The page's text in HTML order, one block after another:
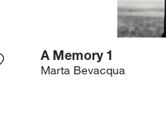
Aggiungi la fotografia alla
A Memory 1
Marta Bevacqua